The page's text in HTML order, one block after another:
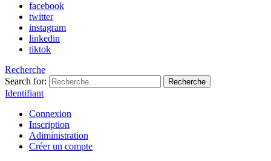
facebook
twitter
instagram
linkedin
tiktok
Recherche
Search for:
Recherche
Identifiant
Connexion
Inscription
Adiministration
Créer un compte